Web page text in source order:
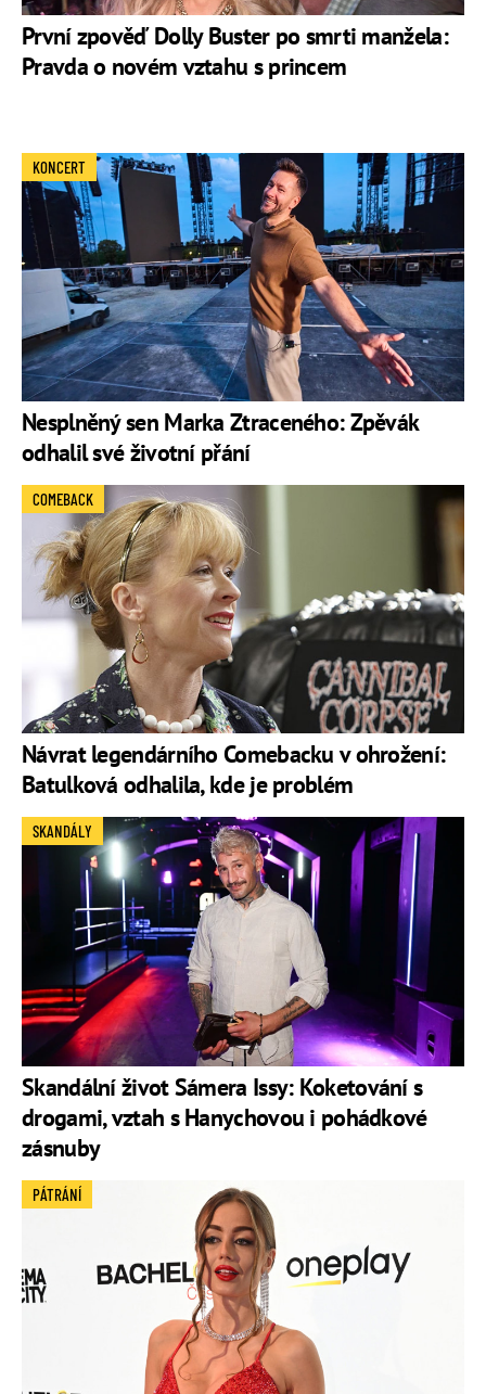
První zpověď Dolly Buster po smrti manžela:
Pravda o novém vztahu s princem
Nesplněný sen Marka Ztraceného: Zpěvák
odhalil své životní přání
KONCERT
Návrat legendárního Comebacku v ohrožení:
Batulková odhalila, kde je problém
COMEBACK
Skandální život Sámera Issy: Koketování s
drogami, vztah s Hanychovou i pohádkové
zásnuby
SKANDÁLY
PÁTRÁNÍ